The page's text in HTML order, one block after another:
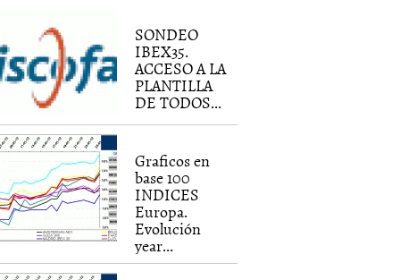
SONDEO
IBEX35.
ACCESO A LA
PLANTILLA
DE TODOS...
Graficos en
base 100
INDICES
Europa.
Evolución
year...